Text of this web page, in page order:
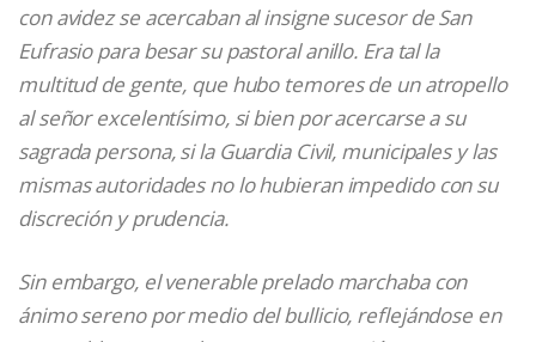
con avidez se acercaban al insigne sucesor de San
Eufrasio para besar su pastoral anillo. Era tal la
multitud de gente, que hubo temores de un atropello
al señor excelentísimo, si bien por acercarse a su
sagrada persona, si la Guardia Civil, municipales y las
mismas autoridades no lo hubieran impedido con su
discreción y prudencia.
Sin embargo, el venerable prelado marchaba con
ánimo sereno por medio del bullicio, reflejándose en